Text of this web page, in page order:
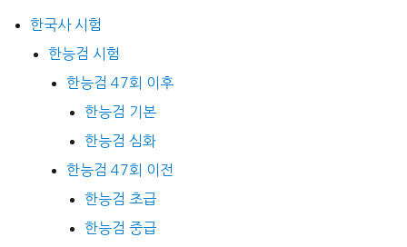
한국사 시험
한능검 시험
한능검 47회 이후
한능검 기본
한능검 심화
한능검 47회 이전
한능검 초급
한능검 중급